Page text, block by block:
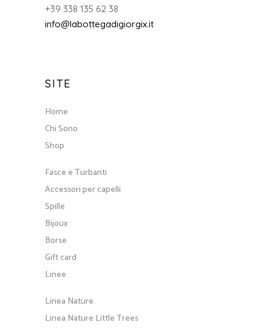
+39 338 135 62 38
info@labottegadigiorgix.it
SITE
Home
Chi Sono
Shop
Fasce e Turbanti
Accessori per capelli
Spille
Bijoux
Borse
Gift card
Linee
Linea Nature
Linea Nature Little Trees